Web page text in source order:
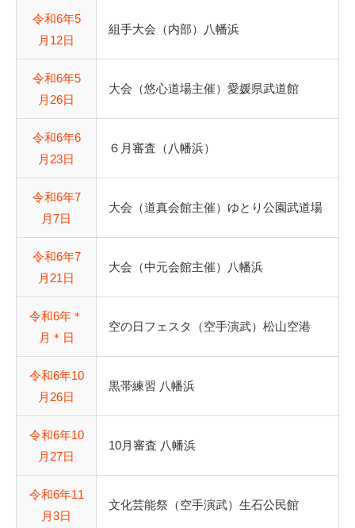
令和6年5
月12日
組手大会（内部）八幡浜
令和6年5
月26日
大会（悠心道場主催）愛媛県武道館
令和6年6
月23日
６月審査（八幡浜）
令和6年7
月7日
大会（道真会館主催）ゆとり公園武道場
令和6年7
月21日
大会（中元会館主催）八幡浜
令和6年＊
月＊日
空の日フェスタ（空手演武）松山空港
令和6年10
月26日
黒帯練習 八幡浜
令和6年10
月27日
10月審査 八幡浜
令和6年11
月3日
文化芸能祭（空手演武）生石公民館